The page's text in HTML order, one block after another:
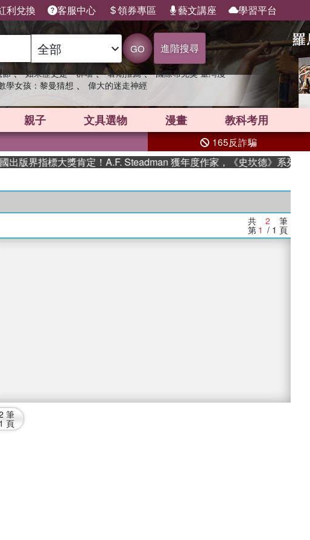
利兌換 客服中心 領券專區 藝文講座 學習平台
GO 進階搜尋
節 、 如果歷史是一群喵 、 暑期推薦 、 國際布克獎 臺灣漫
學女孩：黎曼猜想 、 偉大的迷走神經
親子 文具選物 漫畫 教科考用
165反詐騙
版界指標大獎肯定！A.F. Steadman 獲年度作家，《史坎德》系列帶你
共 2 筆
第 1 / 1 頁
筆
頁